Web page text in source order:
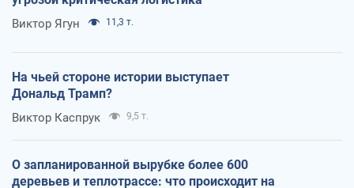
Виктор Ягун 11,3 т.
На чьей стороне истории выступает
Дональд Трамп?
Виктор Каспрук 9,5 т.
О запланированной вырубке более 600
деревьев и теплотрассе: что происходит на